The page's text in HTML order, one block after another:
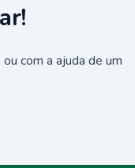
com a ajuda de um